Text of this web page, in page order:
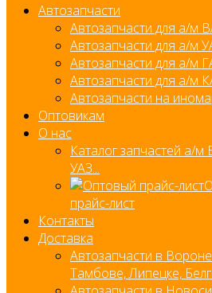
Автозапчасти
Автозапчасти для а/м
Автозапчасти для а/м
Автозапчасти для а/м
Автозапчасти для а/м
Автозапчасти на
Оптовикам
О нас
Каталог запчастей а/м
УАЗ...
прайс-лист
Контакты
Доставка
Автозапчасти в
Тамбове, Липецке,